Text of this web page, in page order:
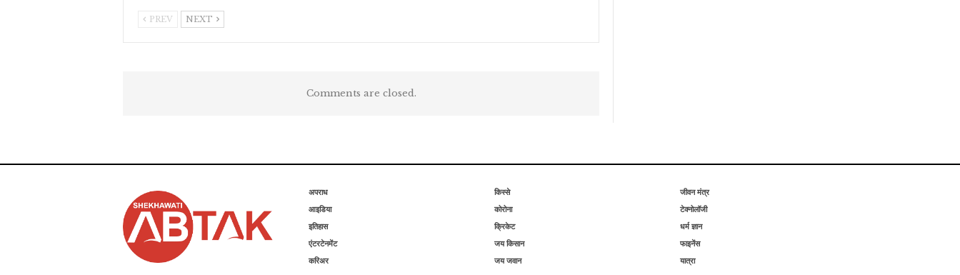
PREV NEXT
Comments are closed.
अपराध
आइडिया
इतिहास
एंटरटेनमेंट
करिअर
किस्से
कोरोना
क्रिकेट
जय किसान
जय जवान
जीवन मंत्र
टेक्नोलॉजी
धर्म ज्ञान
फाइनेंस
यात्रा